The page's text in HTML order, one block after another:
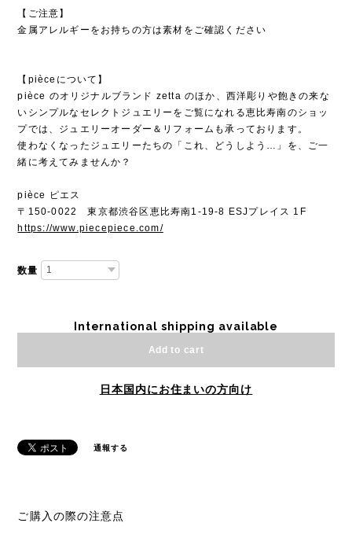
【ご注意】
金属アレルギーをお持ちの方は素材をご確認ください
【pièceについて】
pièce のオリジナルブランド zetta のほか、西洋彫りや飽きの来な
いシンプルなセレクトジュエリーをご覧になれる恵比寿南のショッ
プでは、ジュエリーオーダー＆リフォームも承っております。
使わなくなったジュエリーたちの「これ、どうしよう…」を、ご一
緒に考えてみませんか？
pièce ピエス
〒150-0022 東京都渋谷区恵比寿南1-19-8 ESJプレイス 1F
https://www.piecepiece.com/
数量
International shipping available
Add to cart
日本国内にお住まいの方向け
通報する
ご購入の際の注意点